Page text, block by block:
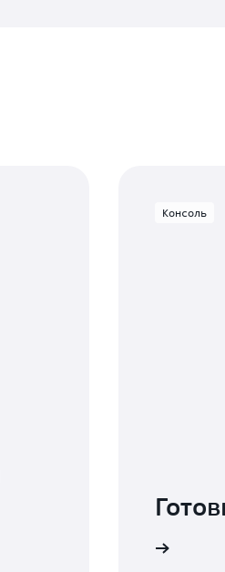
Консоль